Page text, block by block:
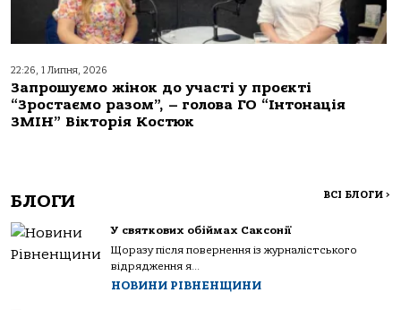
22:26, 1 Липня, 2026
Запрошуємо жінок до участі у проєкті
“Зростаємо разом”, – голова ГО “Інтонація
ЗМІН” Вікторія Костюк
БЛОГИ ВСІ БЛОГИ >
У святкових обіймах Саксонії
Щоразу після повернення із журналістського
відрядження я...
НОВИНИ РІВНЕНЩИНИ